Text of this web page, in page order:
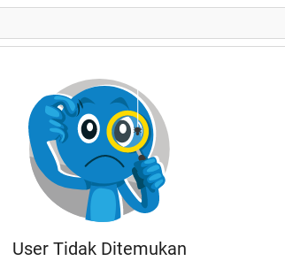
User Tidak Ditemukan